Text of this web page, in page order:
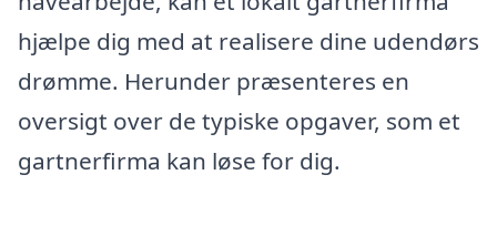
hjælpe dig med at realisere dine udendørs
drømme. Herunder præsenteres en
oversigt over de typiske opgaver, som et
gartnerfirma kan løse for dig.